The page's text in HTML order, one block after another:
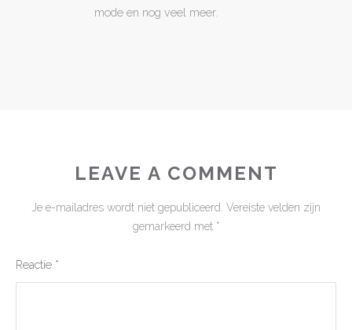
mode en nog veel meer.
LEAVE A COMMENT
Je e-mailadres wordt niet gepubliceerd. Vereiste velden zijn
gemarkeerd met *
Reactie *